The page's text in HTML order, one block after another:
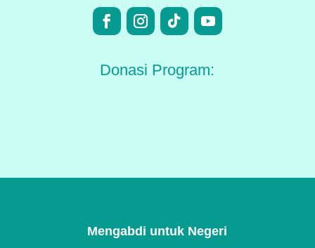
Donasi Program:
Mengabdi untuk Negeri